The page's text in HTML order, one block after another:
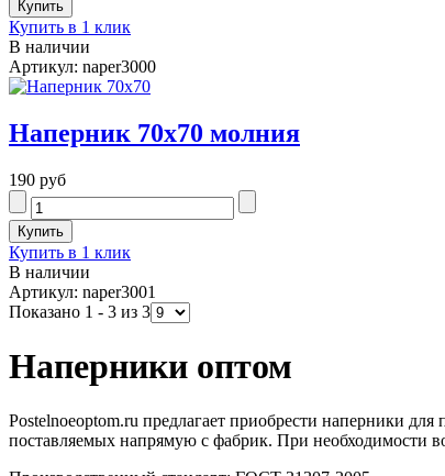
Купить в 1 клик
В наличии
Артикул: naper3000
Наперник 70х70 молния
190 руб
Купить в 1 клик
В наличии
Артикул: naper3001
Показано 1 - 3 из 3
Наперники оптом
Postelnoeoptom.ru предлагает приобрести наперники
поставляемых напрямую с фабрик. При необходимости